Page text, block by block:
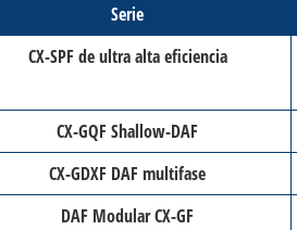
Serie
CX-SPF de ultra alta eficiencia
CX-GQF Shallow-DAF
CX-GDXF DAF multifase
DAF Modular CX-GF